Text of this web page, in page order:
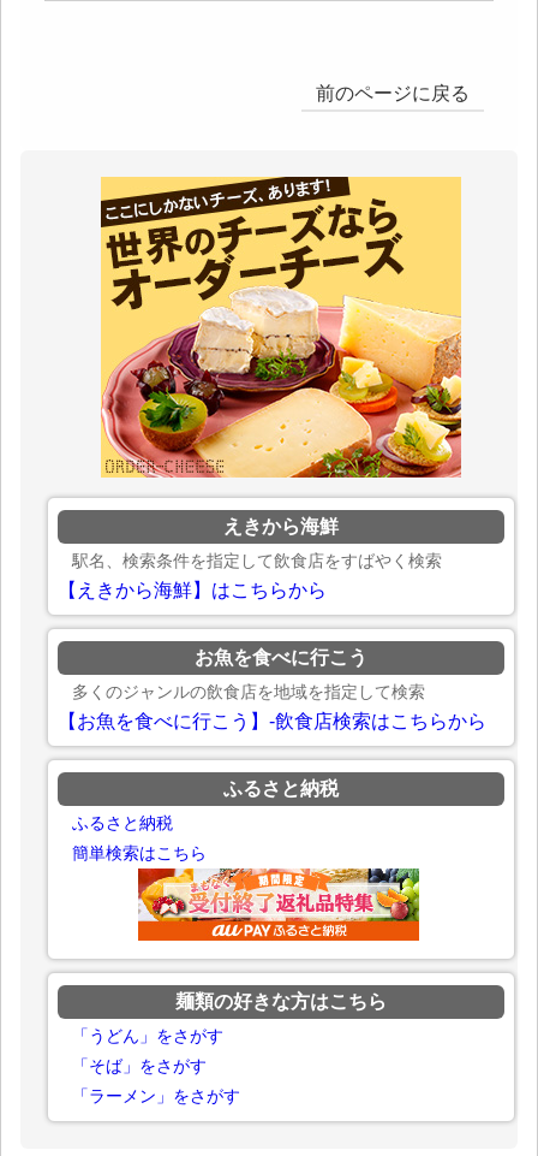
前のページに戻る
えきから海鮮
駅名、検索条件を指定して飲食店をすばやく検索
【えきから海鮮】はこちらから
お魚を食べに行こう
多くのジャンルの飲食店を地域を指定して検索
【お魚を食べに行こう】-飲食店検索はこちらから
ふるさと納税
ふるさと納税
簡単検索はこちら
麺類の好きな方はこちら
「うどん」をさがす
「そば」をさがす
「ラーメン」をさがす